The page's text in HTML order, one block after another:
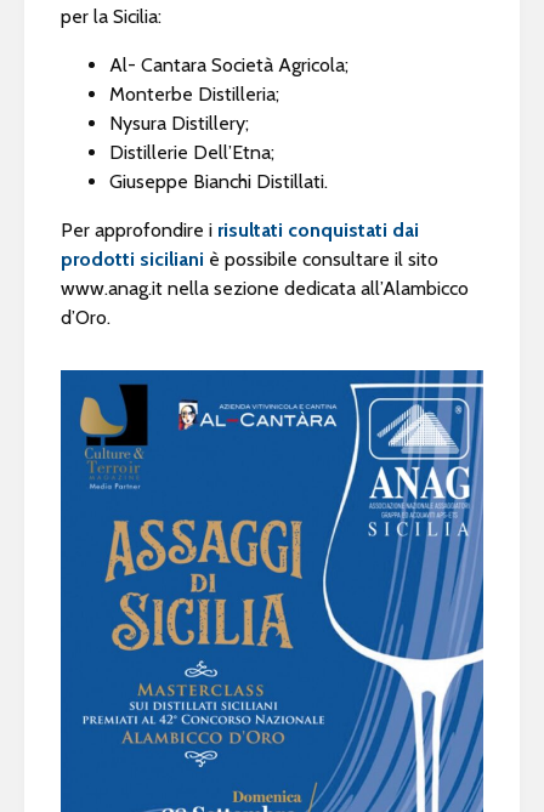
per la Sicilia:
Al- Cantara Società Agricola;
Monterbe Distilleria;
Nysura Distillery;
Distillerie Dell’Etna;
Giuseppe Bianchi Distillati.
Per approfondire i risultati conquistati dai
prodotti siciliani è possibile consultare il sito
www.anag.it nella sezione dedicata all’Alambicco
d’Oro.